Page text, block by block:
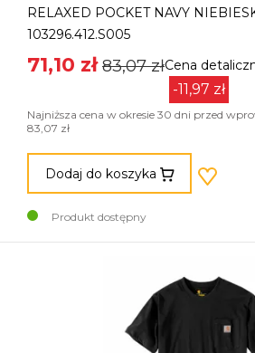
RELAXED POCKET NAVY
103296.412.S005
Cena
71,10 zł 83,07 zł
-11,97 zł
Najniższa cena w okresie 30 dni przed
83,07 zł
Dodaj do koszyka
Produkt dostępny